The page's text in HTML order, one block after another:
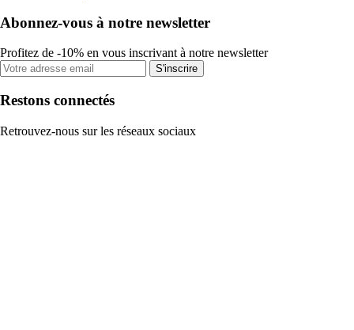
Abonnez-vous à notre newsletter
Profitez de -10% en vous inscrivant à notre newsletter
S'inscrire
Restons connectés
Retrouvez-nous sur les réseaux sociaux